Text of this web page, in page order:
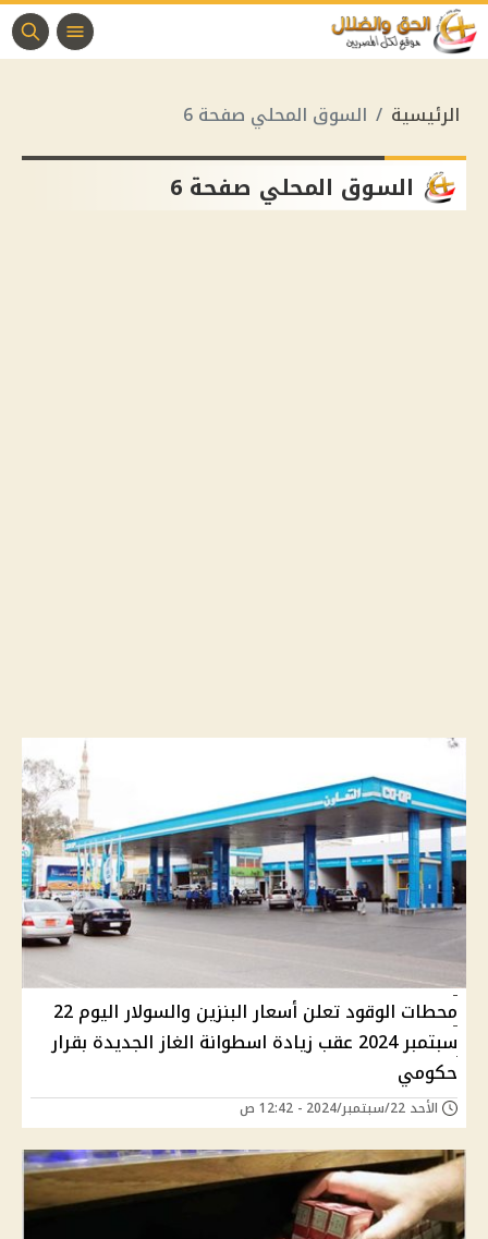
الرئيسية السوق المحلي صفحة 6
السوق المحلي صفحة 6
محطات الوقود تعلن أسعار البنزين والسولار اليوم 22
سبتمبر 2024 عقب زيادة اسطوانة الغاز الجديدة بقرار
حكومي
الأحد 22/سبتمبر/2024 - 12:42 ص